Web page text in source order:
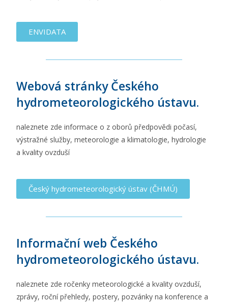
ENVIDATA
Webová stránky Českého
hydrometeorologického ústavu.
naleznete zde informace o z oborů předpovědi počasí,
výstražné služby, meteorologie a klimatologie, hydrologie
a kvality ovzduší
Český hydrometeorologický ústav (ČHMÚ)
Informační web Českého
hydrometeorologického ústavu.
naleznete zde ročenky meteorologické a kvality ovzduší,
zprávy, roční přehledy, postery, pozvánky na konference a